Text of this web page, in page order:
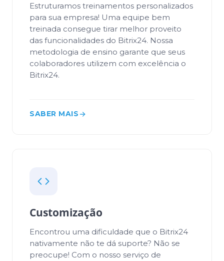
Estruturamos treinamentos personalizados
para sua empresa! Uma equipe bem
treinada consegue tirar melhor proveito
das funcionalidades do Bitrix24. Nossa
metodologia de ensino garante que seus
colaboradores utilizem com excelência o
Bitrix24.
SABER MAIS
Customização
Encontrou uma dificuldade que o Bitrix24
nativamente não te dá suporte? Não se
preocupe! Com o nosso serviço de